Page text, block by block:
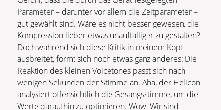
Parameter – darunter vor allem die Zeitparameter –
gut gewählt sind. Wäre es nicht besser gewesen, die
Kompression lieber etwas unauffälliger zu gestalten?
Doch während sich diese Kritik in meinem Kopf
ausbreitet, formt sich noch etwas ganz anderes: Die
Reaktion des kleinen Voicetones passt sich nach
wenigen Sekunden der Stimme an. Aha, der Helicon
analysiert offensichtlich die Gesangsstimme, um die
Werte daraufhin zu optimieren. Wow! Wir sind